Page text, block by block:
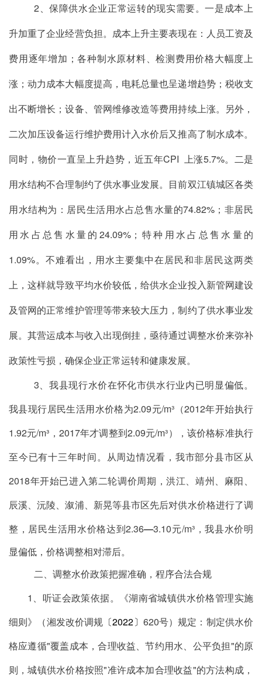
2 、保障供水企业正常运转的现实需要。一是成本上
升加重了企业经营负担。 成本上升主要表现在：人员工资及
费用逐年增加；各种制水原材料、检测费用价格大幅度上
涨；动力成本大幅度提高，电耗总量也呈递增趋势；税收支
出不断增长；设备、管网维修改造等费用持续上涨。另外，
二次加压设备运行维护费用计入水价后又推高了制水成本。
同时，物价一直呈上升趋势，近五年CPI 上涨5.7%。
二是
用水结构不合理制约了供水事业发展。目前双江镇城区各类
用水结构为：居民生活用水占总售水量的74.82% ；非居民
用水占总售水量的 24.09%；特种用水占总售水量的
1.09%。不难看出，用水主要集中在居民和非居民这两类
上，这样就导致平均水价较低，给供水企业投入新管网建设
及管网的正常维护管理等带来较大压力，制约了供水事业发
展。其营运成本与收入出现倒挂，亟待通过调整水价来弥补
政策性亏损，确保企业正常运转和健康发展。
3 、我县现行水价在怀化市供水行业内已明显偏低。
我县现行居民生活用水价格为2.09元/m³ （2012年开始执行
1.92元/m³ ， 2017年才调整到2.09元/m³），该价格标准执行
至今已有十三年时间。从周边情况看，我市部分县市区从
2018年开始已进入第二轮调价周期，洪江、靖州、麻阳、
辰溪、沅陵、溆浦、新晃等县市区先后对供水价格进行了调
整，居民生活用水价格达到2.36—3.10元/m³，我县水价明
显偏低， 价格调整相对滞后。
二、调整水价政策把握准确，程序合法合规
1
、听证会政策依据。《湖南省城镇供水价格管理实施
细则》（湘发改价调规 〔2022〕 620号）规定：制定供水价
格应遵循"覆盖成本，合理收益、节约用水、公平负担"的原
则，城镇供水价格按照"准许成本加合理收益"的方法构成，